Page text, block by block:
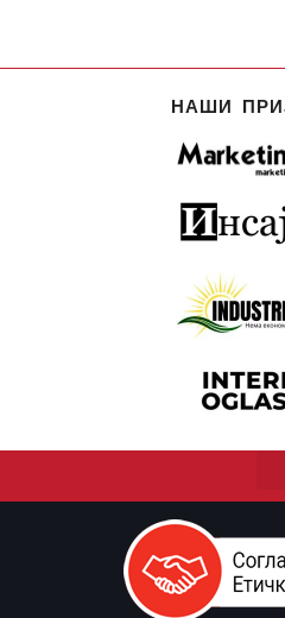
НАШИ